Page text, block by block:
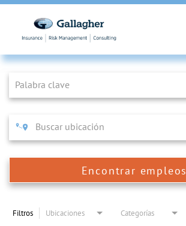
Job Search Page
Encontrar empleos
Filtros Ubicaciones Categorías